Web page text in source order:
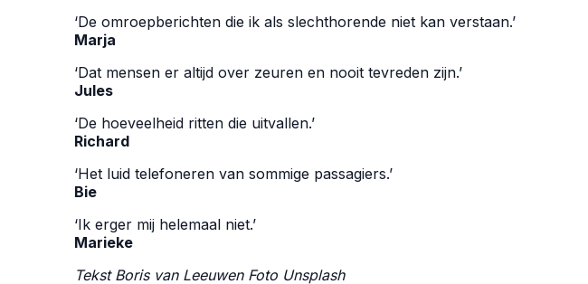
‘De omroepberichten die ik als slechthorende niet kan verstaan.’
Marja
‘Dat mensen er altijd over zeuren en nooit tevreden zijn.’
Jules
‘De hoeveelheid ritten die uitvallen.’
Richard
‘Het luid telefoneren van sommige passagiers.’
Bie
‘Ik erger mij helemaal niet.’
Marieke
Tekst Boris van LeeuwenFoto Unsplash